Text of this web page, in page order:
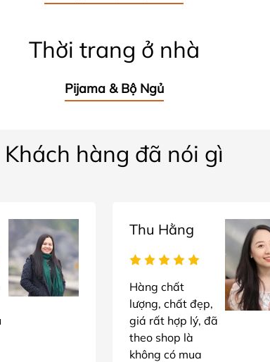
Thời trang ở nhà
Pijama & Bộ Ngủ
Khách hàng đã nói gì
Thu Hằng
Hàng chất
lượng, chất đẹp,
giá rất hợp lý, đã
theo shop là
không có mua